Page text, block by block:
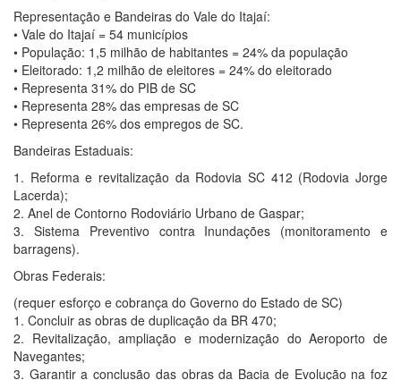
Representação e Bandeiras do Vale do Itajaí:
• Vale do Itajaí = 54 municípios
• População: 1,5 milhão de habitantes = 24% da população
• Eleitorado: 1,2 milhão de eleitores = 24% do eleitorado
• Representa 31% do PIB de SC
• Representa 28% das empresas de SC
• Representa 26% dos empregos de SC.
Bandeiras Estaduais:
1. Reforma e revitalização da Rodovia SC 412 (Rodovia Jorge
Lacerda);
2. Anel de Contorno Rodoviário Urbano de Gaspar;
3. Sistema Preventivo contra Inundações (monitoramento e
barragens).
Obras Federais:
(requer esforço e cobrança do Governo do Estado de SC)
1. Concluir as obras de duplicação da BR 470;
2. Revitalização, ampliação e modernização do Aeroporto de
Navegantes;
3. Garantir a conclusão das obras da Bacia de Evolução na foz